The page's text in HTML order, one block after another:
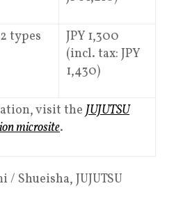
2 types
JPY 1,300
(incl. tax: JPY
1,430)
visit the JUJUTSU
microsite.
Shueisha, JUJUTSU